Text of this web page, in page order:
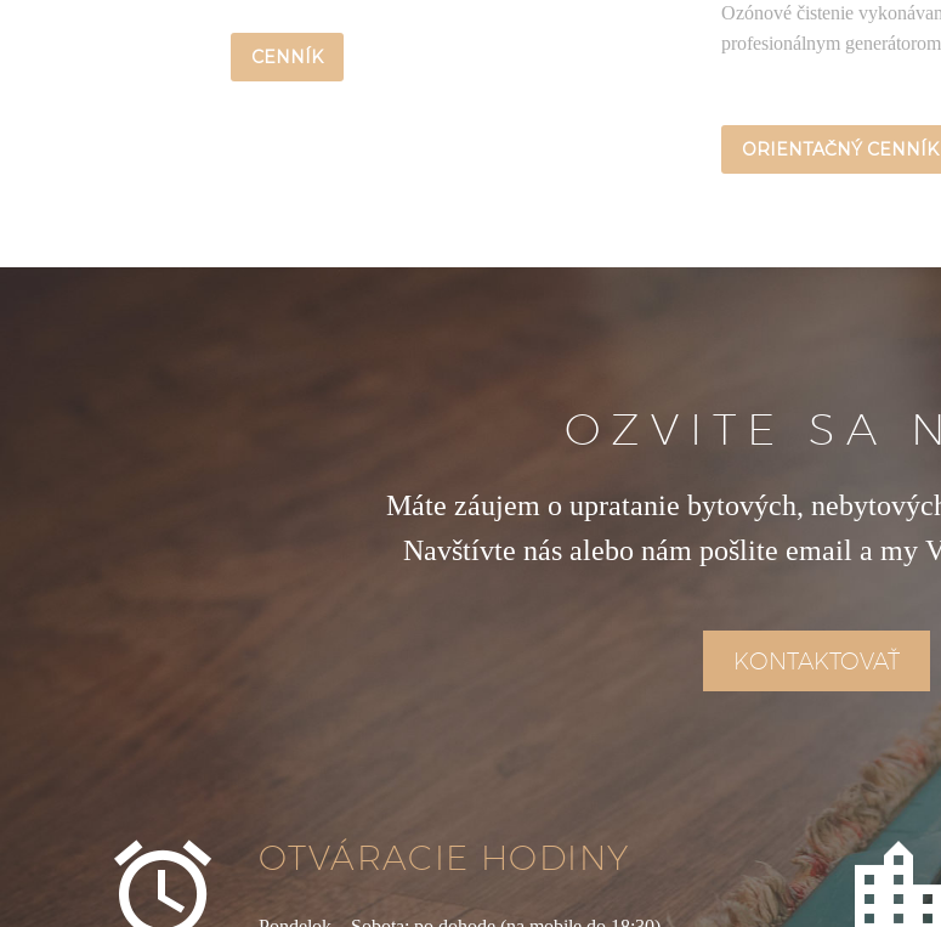
CENNÍK
Ozónové čistenie
profesionálnym
ORIENTAČNÝ CENNÍK
OZVITE SA
Máte záujem o upratanie bytových,
Navštívte nás alebo nám pošlite email a my
KONTAKTOVAŤ

 OTVÁRACIE HODINY